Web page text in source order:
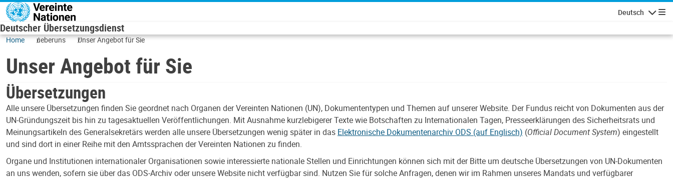
Direkt zum Inhalt
Deutsch
Deutscher Übersetzungsdienst
Home ueberuns Unser Angebot für Sie
Unser Angebot für Sie
Übersetzungen
Alle unsere Übersetzungen finden Sie geordnet nach Organen der Vereinten Nationen (UN), Dokumententypen und Themen auf unserer Website. Der Fundus reicht von Dokumenten aus der
UN-Gründungszeit bis hin zu tagesaktuellen Veröffentlichungen. Mit Ausnahme kurzlebigerer Texte wie Botschaften zu Internationalen Tagen, Presseerklärungen des Sicherheitsrats und
Meinungsartikeln des Generalsekretärs werden alle unsere Übersetzungen wenig später in das Elektronische Dokumentenarchiv ODS (auf Englisch) (Official Document System) eingestellt
und sind dort in einer Reihe mit den Amtssprachen der Vereinten Nationen zu finden.
Organe und Institutionen internationaler Organisationen sowie interessierte nationale Stellen und Einrichtungen können sich mit der Bitte um deutsche Übersetzungen von UN-Dokumenten
an uns wenden, sofern sie über das ODS-Archiv oder unsere Website nicht verfügbar sind. Nutzen Sie für solche Anfragen, denen wir im Rahmen unseres Mandats und verfügbarer